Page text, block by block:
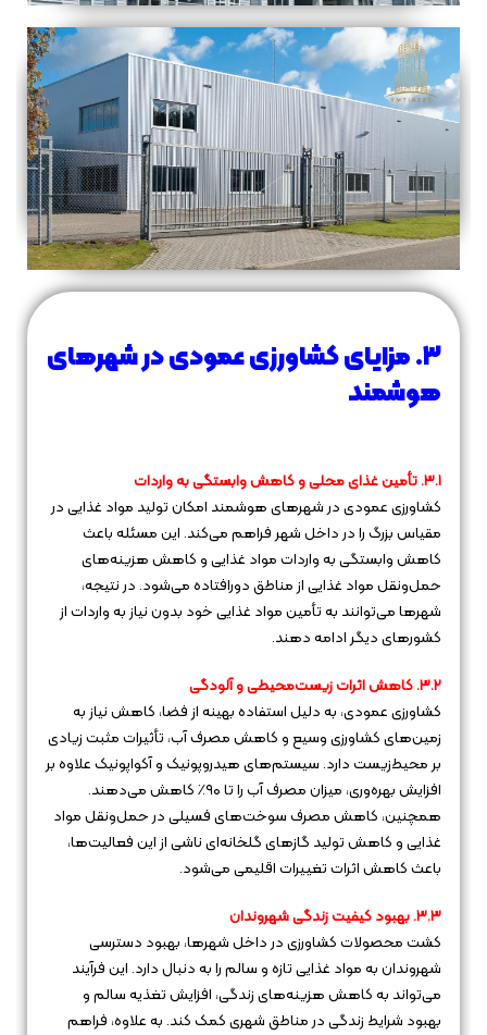
۳. مزایای کشاورزی عمودی در شهرهای
هوشمند
۳.۱. تأمین غذای محلی و کاهش وابستگی به واردات
کشاورزی عمودی در شهرهای هوشمند امکان تولید مواد غذایی در
مقیاس بزرگ را در داخل شهر فراهم می‌کند. این مسئله باعث
کاهش وابستگی به واردات مواد غذایی و کاهش هزینه‌های
حمل‌ونقل مواد غذایی از مناطق دورافتاده می‌شود. در نتیجه،
شهرها می‌توانند به تأمین مواد غذایی خود بدون نیاز به واردات از
کشورهای دیگر ادامه دهند.
۳.۲. کاهش اثرات زیست‌محیطی و آلودگی
کشاورزی عمودی، به دلیل استفاده بهینه از فضا، کاهش نیاز به
زمین‌های کشاورزی وسیع و کاهش مصرف آب، تأثیرات مثبت زیادی
بر محیط‌زیست دارد. سیستم‌های هیدروپونیک و آکواپونیک علاوه بر
افزایش بهره‌وری، میزان مصرف آب را تا ۹۰٪ کاهش می‌دهند.
همچنین، کاهش مصرف سوخت‌های فسیلی در حمل‌ونقل مواد
غذایی و کاهش تولید گازهای گلخانه‌ای ناشی از این فعالیت‌ها،
باعث کاهش اثرات تغییرات اقلیمی می‌شود.
۳.۳. بهبود کیفیت زندگی شهروندان
کشت محصولات کشاورزی در داخل شهرها، بهبود دسترسی
شهروندان به مواد غذایی تازه و سالم را به دنبال دارد. این فرآیند
می‌تواند به کاهش هزینه‌های زندگی، افزایش تغذیه سالم و
بهبود شرایط زندگی در مناطق شهری کمک کند. به علاوه، فراهم